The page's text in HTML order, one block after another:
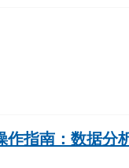
指南：数据分